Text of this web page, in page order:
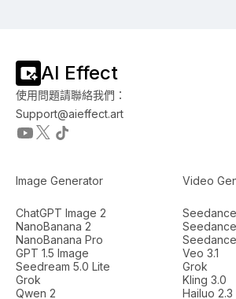
AI Effect
使用問題請聯絡我們：
Support@aieffect.art
Image Generator
ChatGPT Image 2
NanoBanana 2
NanoBanana Pro
GPT 1.5 Image
Seedream 5.0 Lite
Grok
Qwen 2
Video
Veo 3.1
Grok
Kling 3.0
Hailuo 2.3